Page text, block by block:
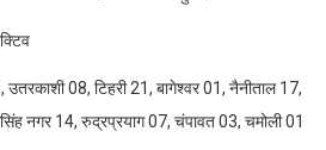
उतरकाशी 08, टिहरी 21, बागेश्वर 01, नैनीताल 17,
नगर 14, रुद्रप्रयाग 07, चंपावत 03, चमोली 01